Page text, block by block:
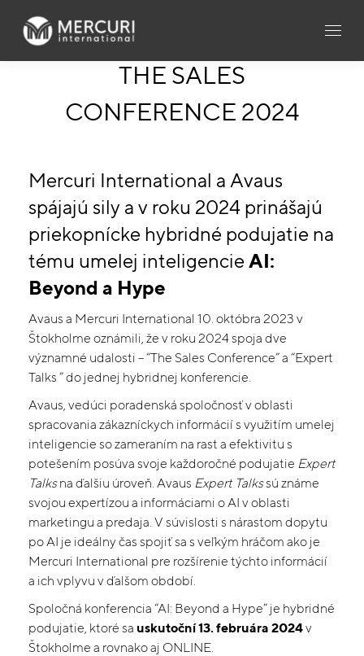
THE SALES
CONFERENCE 2024
Mercuri International a Avaus
spájajú sily a v roku 2024 prinášajú
priekopnícke hybridné podujatie na
tému umelej inteligencieAI:
Beyond a Hype
Avaus a Mercuri International 10. októbra 2023 v
Štokholme oznámili, že v roku 2024 spoja dve
významné udalosti – “The Sales Conference” a “Expert
Talks ” do jednej hybridnej konferencie.
Avaus, vedúci poradenská spoločnosť v oblasti
spracovania zákazníckych informácií s využitím umelej
inteligencie so zameraním na rast a efektivitu s
potešením posúva svoje každoročné podujatie Expert
Talksna ďalšiu úroveň. Avaus Expert Talkssú známe
svojou expertízou a informáciami o AI v oblasti
marketingu a predaja. V súvislosti s nárastom dopytu
po AI je ideálny čas spojiť sa s veľkým hráčom ako je
Mercuri International pre rozšírenie týchto informácií
a ich vplyvu v ďalšom období.
Spoločná konferencia “AI: Beyond a Hype” je hybridné
podujatie, ktoré sa uskutoční 13. februára 2024v
Štokholme a rovnako aj ONLINE.